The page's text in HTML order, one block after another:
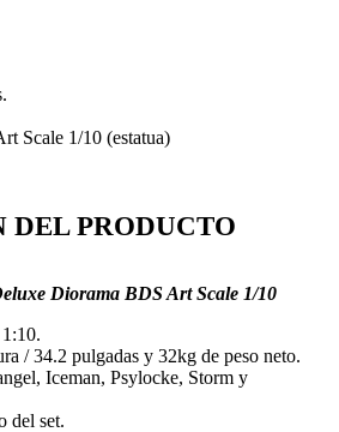
Scale 1/10 (estatua)
DEL PRODUCTO
Diorama BDS Art Scale 1/10
/ 34.2 pulgadas y 32kg de peso neto.
Iceman, Psylocke, Storm y
del set.